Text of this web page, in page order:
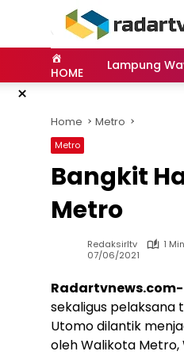
HOME Lampung
×
Home Metro
Metro
Bangkit
Metro
Redaksirltv
1
07/06/2021
Radartvnews.com-
sekaligus pelaksana
Utomo dilantik
oleh Walikota Metro,